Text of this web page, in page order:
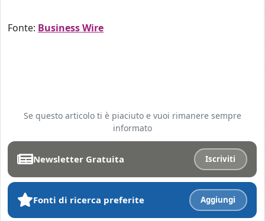
Fonte: Business Wire
Se questo articolo ti è piaciuto e vuoi rimanere sempre
informato
Newsletter Gratuita Iscriviti
Fonti di ricerca preferite Aggiungi